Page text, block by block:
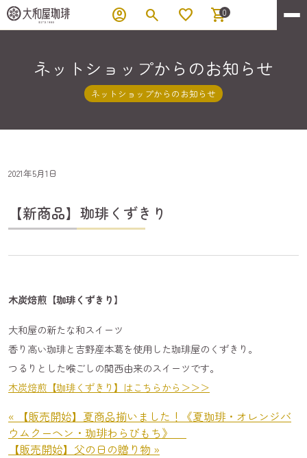
account_circle search favorite shopping_cart
0
ネットショップからのお知らせ
ネットショップからのお知らせ
2021年5月1日
【新商品】珈琲くずきり
木炭焙煎【珈琲くずきり】
大和屋の新たな和スイーツ
香り高い珈琲と吉野産本葛を使用した珈琲屋のくずきり。
つるりとした喉ごしの関西由来のスイーツです。
木炭焙煎【珈琲くずきり】はこちらから＞＞＞
« 【販売開始】夏商品揃いました！《夏珈琲・オレンジバ
ウムクーヘン・珈琲わらびもち》
【販売開始】父の日の贈り物 »